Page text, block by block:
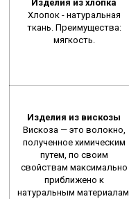
Изделия из хлопка
Хлопок - натуральная
ткань. Преимущества:
мягкость.
Изделия из вискозы
Вискоза — это волокно,
полученное химическим
путем, по своим
свойствам максимально
приближено к
натуральным